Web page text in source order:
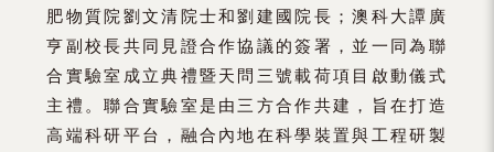
肥物質院劉文清院士和劉建國院長；澳科大譚廣
亨副校長共同見證合作協議的簽署，並一同為聯
合實驗室成立典禮暨天問三號載荷項目啟動儀式
主禮。聯合實驗室是由三方合作共建，旨在打造
高端科研平台，融合內地在科學裝置與工程研製